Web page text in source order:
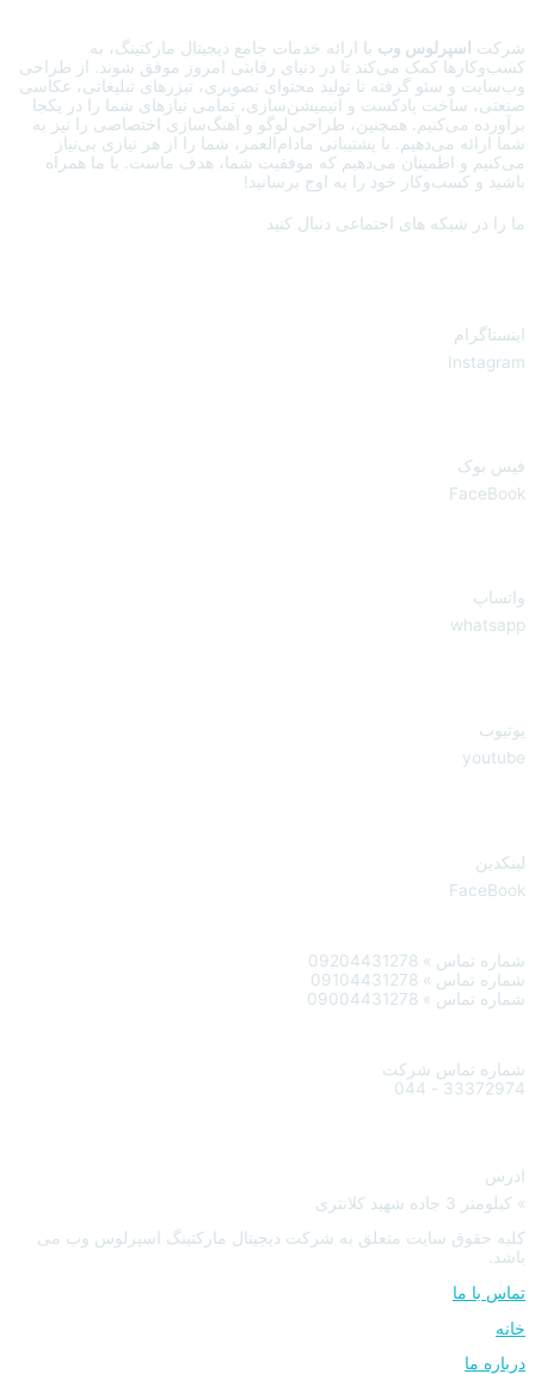
شرکت اسپرلوس وب با ارائه خدمات جامع دیجیتال مارکتینگ، به
کسب‌وکارها کمک می‌کند تا در دنیای رقابتی امروز موفق شوند. از طراحی
وب‌سایت و سئو گرفته تا تولید محتوای تصویری، تیزرهای تبلیغاتی، عکاسی
صنعتی، ساخت پادکست و انیمیشن‌سازی، تمامی نیازهای شما را در یکجا
برآورده می‌کنیم. همچنین، طراحی لوگو و آهنگ‌سازی اختصاصی را نیز به
شما ارائه می‌دهیم. با پشتیبانی مادام‌العمر، شما را از هر نیازی بی‌نیاز
می‌کنیم و اطمینان می‌دهیم که موفقیت شما، هدف ماست. با ما همراه
باشید و کسب‌وکار خود را به اوج برسانید!
ما را در شبکه های اجتماعی دنبال کنید
اینستاگرام
Instagram
فیس بوک
FaceBook
واتساپ
whatsapp
یوتیوب
youtube
لینکدین
FaceBook
شماره تماس » 09204431278
شماره تماس » 09104431278
شماره تماس » 09004431278
شماره تماس شرکت
33372974 - 044
ادرس
» کیلومتر 3 جاده شهید کلانتری
کلیه حقوق سایت متعلق به شرکت دیجیتال مارکتینگ اسپرلوس وب می
باشد.
تماس با ما
خانه
درباره ما